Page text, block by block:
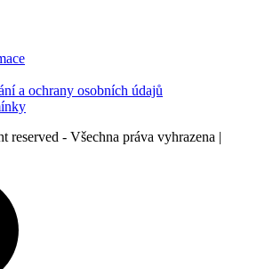
a ochrany osobních údajů
reserved - Všechna práva vyhrazena |